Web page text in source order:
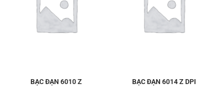
BẠC ĐẠN 6010 Z BẠC ĐẠN 6014 Z DPI